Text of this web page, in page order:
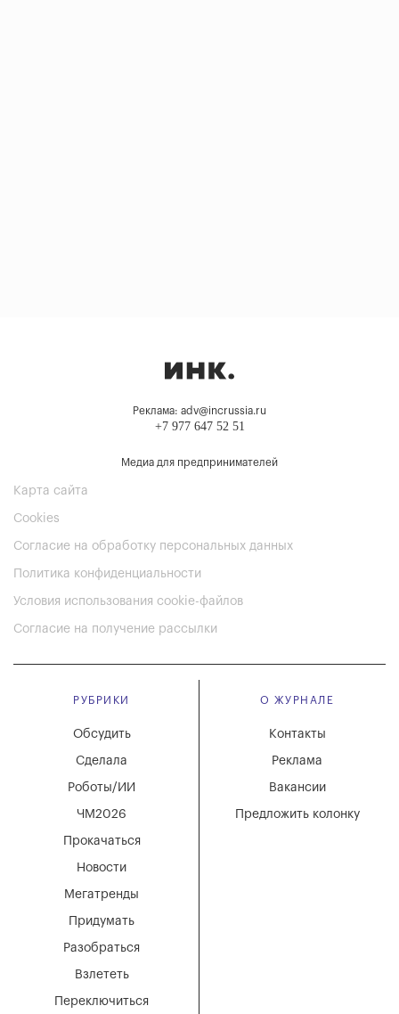
Реклама: adv@incrussia.ru
+7 977 647 52 51
Медиа для предпринимателей
Карта сайта
Cookies
Согласие на обработку персональных данных
Политика конфиденциальности
Условия использования cookie-файлов
Согласие на получение рассылки
РУБРИКИ
Мегатренды
Придумать
Разобраться
Взлететь
Новости
Переключиться
Обсудить
Сделала
Роботы/ИИ
ЧМ2026
Прокачаться
О ЖУРНАЛЕ
Вакансии
Реклама
Контакты
Предложить колонку